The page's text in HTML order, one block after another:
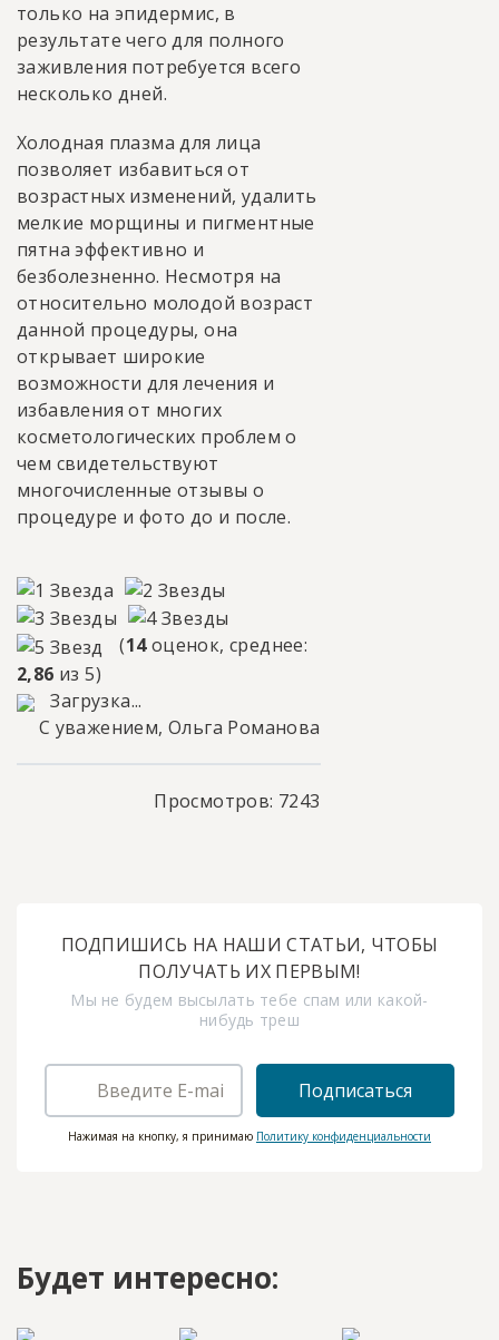
только на эпидермис, в
результате чего для полного
заживления потребуется всего
несколько дней.
Холодная плазма для лица
позволяет избавиться от
возрастных изменений, удалить
мелкие морщины и пигментные
пятна эффективно и
безболезненно. Несмотря на
относительно молодой возраст
данной процедуры, она
открывает широкие
возможности для лечения и
избавления от многих
косметологических проблем о
чем свидетельствуют
многочисленные отзывы о
процедуре и фото до и после.
(14оценок, среднее:
2,86 из 5)
Загрузка...
С уважением, Ольга Романова
Просмотров: 7243
ПОДПИШИСЬ НА НАШИ СТАТЬИ, ЧТОБЫ
ПОЛУЧАТЬ ИХ ПЕРВЫМ!
Мы не будем высылать тебе спам или какой-
нибудь треш
Подписаться
Нажимая на кнопку, я принимаю Политику конфиденциальности
Будет интересно: